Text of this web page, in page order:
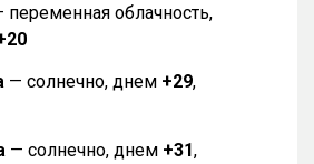
переменная облачность,
— солнечно, днем +29,
— солнечно, днем +31,